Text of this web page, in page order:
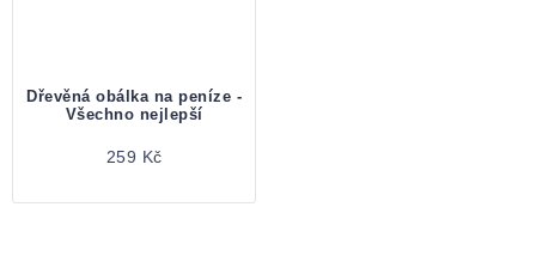
Dřevěná obálka na peníze -
Všechno nejlepší
259 Kč